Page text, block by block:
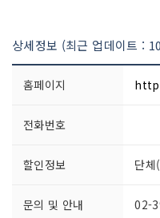
상세정보 (최근 업데이트 :
홈페이지
전화번호
할인정보 단
문의 및 안내 02-